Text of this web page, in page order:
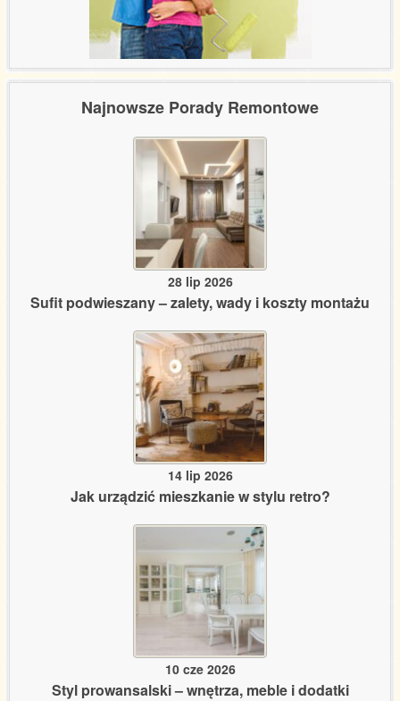
Najnowsze Porady Remontowe
28 lip 2026
Sufit podwieszany – zalety, wady i koszty montażu
14 lip 2026
Jak urządzić mieszkanie w stylu retro?
10 cze 2026
Styl prowansalski – wnętrza, meble i dodatki